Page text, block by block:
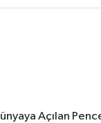
Açılan